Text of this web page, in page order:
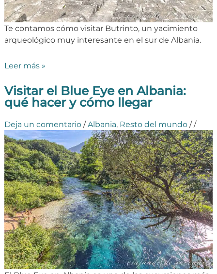
Te contamos cómo visitar Butrinto, un yacimiento
arqueológico muy interesante en el sur de Albania.
Leer más »
Visitar el Blue Eye en Albania:
qué hacer y cómo llegar
Deja un comentario /Albania, Resto del mundo//